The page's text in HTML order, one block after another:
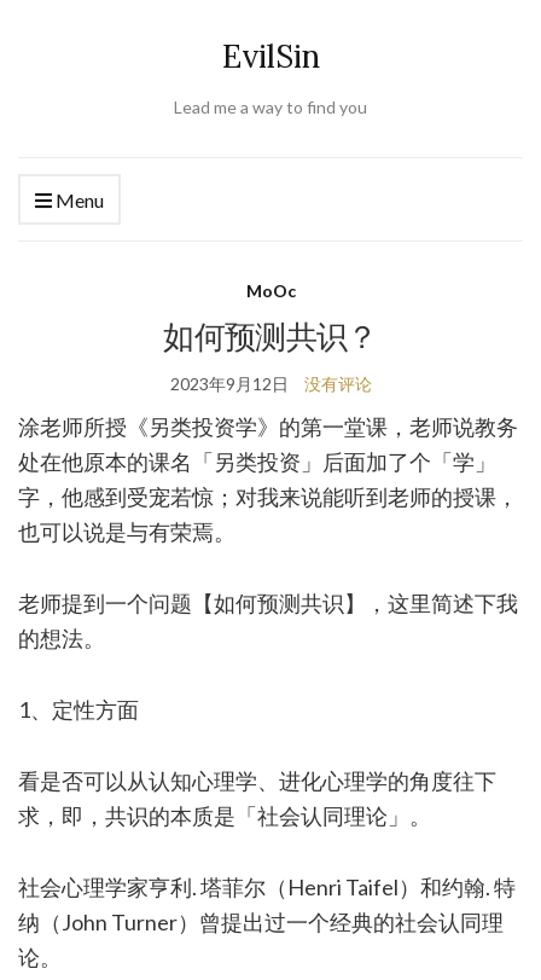
EvilSin
Lead me a way to find you
Menu
MoOc
如何预测共识？
2023年9月12日 没有评论
涂老师所授《另类投资学》的第一堂课，老师说教务
处在他原本的课名「另类投资」后面加了个「学」
字，他感到受宠若惊；对我来说能听到老师的授课，
也可以说是与有荣焉。
老师提到一个问题【如何预测共识】，这里简述下我
的想法。
1、定性方面
看是否可以从认知心理学、进化心理学的角度往下
求，即，共识的本质是「社会认同理论」。
社会心理学家亨利. 塔菲尔（Henri Taifel）和约翰. 特
纳（John Turner）曾提出过一个经典的社会认同理
论。